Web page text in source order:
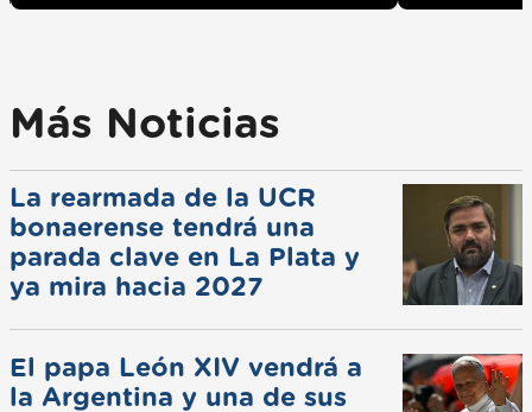
Más Noticias
La rearmada de la UCR
bonaerense tendrá una
parada clave en La Plata y
ya mira hacia 2027
El papa León XIV vendrá a
la Argentina y una de sus